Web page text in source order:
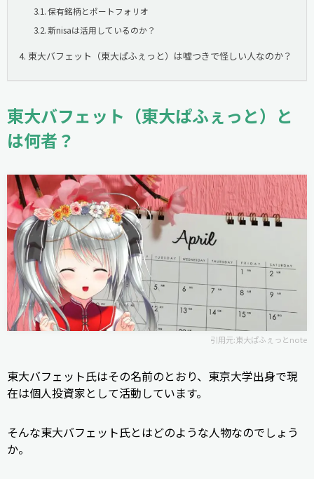
保有銘柄とポートフォリオ
新nisaは活用しているのか？
東大バフェット（東大ぱふぇっと）は嘘つきで怪しい人なのか？
東大バフェット（東大ぱふぇっと）と
は何者？
引用元:東大ぱふぇっとnote
東大バフェット氏はその名前のとおり、東京大学出身で現
在は個人投資家として活動しています。
そんな東大バフェット氏とはどのような人物なのでしょう
か。